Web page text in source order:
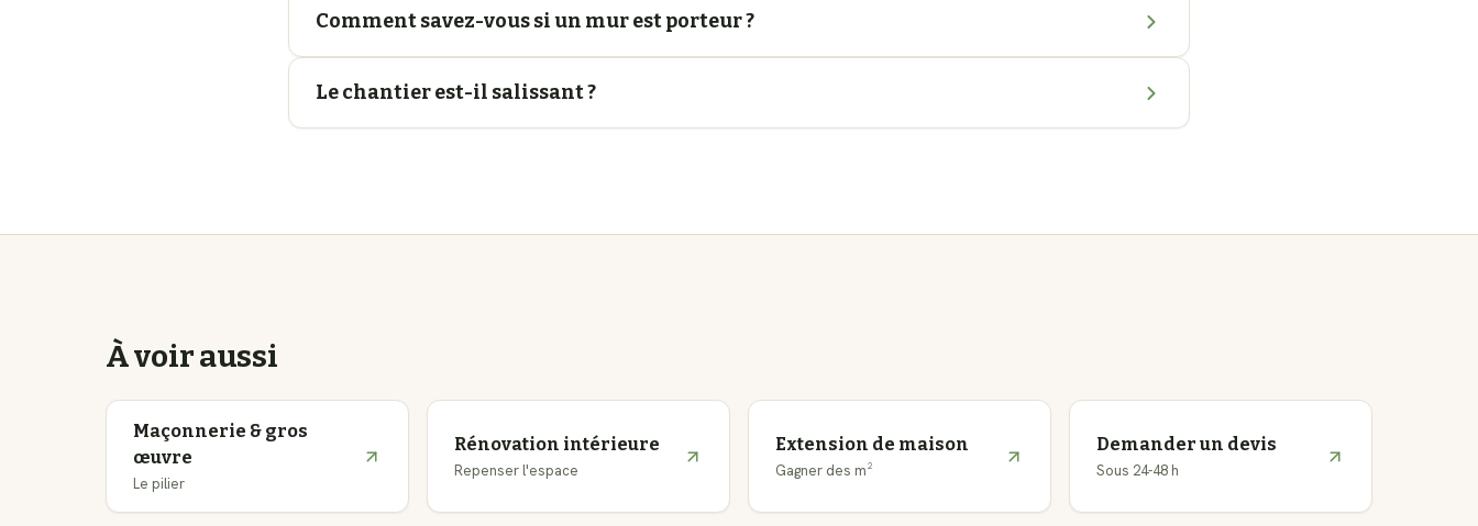
Comment savez-vous si un mur est porteur ?
Le chantier est-il salissant ?
À voir aussi
Maçonnerie & gros
œuvre
Le pilier
Rénovation intérieure
Repenser l'espace
Extension de maison
Gagner des m²
Demander un devis
Sous 24-48 h